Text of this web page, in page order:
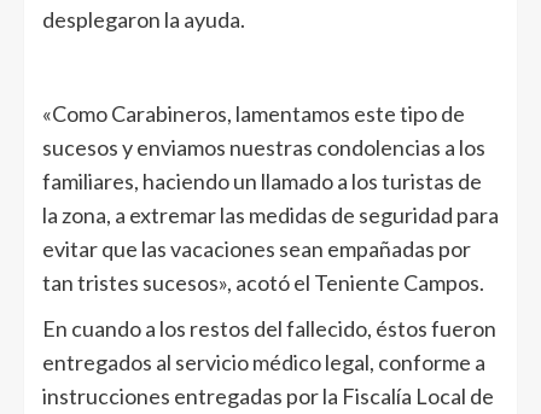
desplegaron la ayuda.
«Como Carabineros, lamentamos este tipo de
sucesos y enviamos nuestras condolencias a los
familiares, haciendo un llamado a los turistas de
la zona, a extremar las medidas de seguridad para
evitar que las vacaciones sean empañadas por
tan tristes sucesos», acotó el Teniente Campos.
En cuando a los restos del fallecido, éstos fueron
entregados al servicio médico legal, conforme a
instrucciones entregadas por la Fiscalía Local de